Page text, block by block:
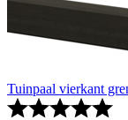
Tuinpaal vierkant